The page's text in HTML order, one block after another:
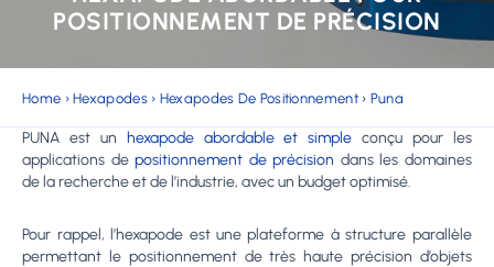
POSITIONNEMENT DE PRÉCISION
Home ›Hexapodes› Hexapodes De Positionnement› Puna
PUNA est un hexapode abordable et simple conçu pour les
applications depositionnement de précision dans les domaines
de la recherche et de l’industrie, avec un budget optimisé.
Pour rappel, l’hexapode est une plateforme à structure parallèle
permettant le positionnement de très haute précision d’objets